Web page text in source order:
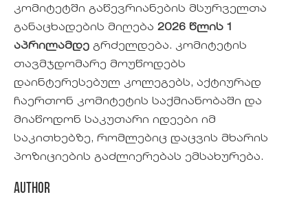
კომიტეტში გაწევრიანების მსურველთა
განაცხადების მიღება 2026 წლის 1
აპრილამდე გრძელდება. კომიტეტის
თავმჯდომარე მოუწოდებს
დაინტერესებულ კოლეგებს, აქტიურად
ჩაერთონ კომიტეტის საქმიანობაში და
მიაწოდონ საკუთარი იდეები იმ
საკითხებზე, რომლებიც დაცვის მხარის
პოზიციების გაძლიერებას ემსახურება.
Author